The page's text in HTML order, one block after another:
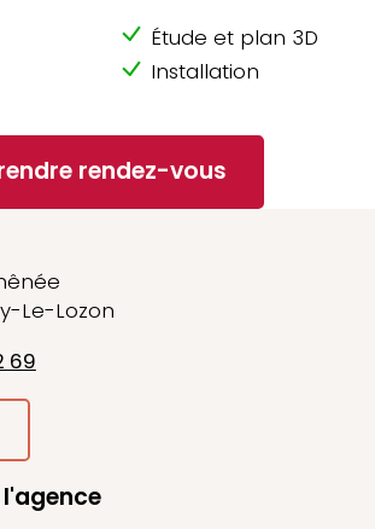
Étude et plan 3D
Installation
rendez-vous
Le-Lozon
69